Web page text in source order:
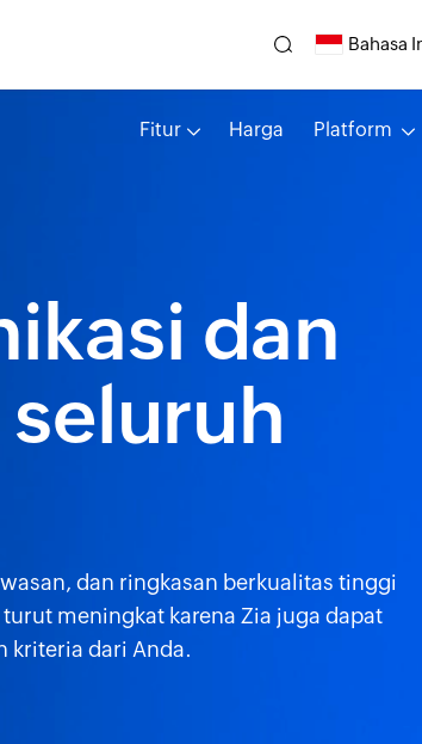
Bahasa
Fitur Harga Platform
dan
dan ringkasan berkualitas tinggi
meningkat karena Zia juga dapat
kriteria dari Anda.